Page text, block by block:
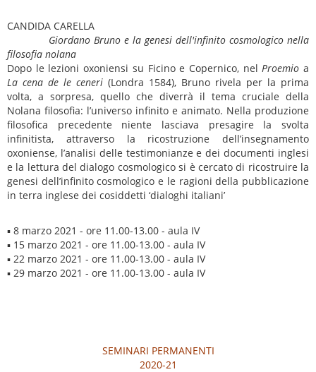
CANDIDA CARELLA
Giordano Bruno e la genesi dell'infinito cosmologico nella
filosofia nolana
Dopo le lezioni oxoniensi su Ficino e Copernico, nelProemio a
La cena de le ceneri (Londra 1584), Bruno rivela per la prima
volta, a sorpresa, quello che diverrà il tema cruciale della
Nolana filosofia: l’universo infinito e animato. Nella produzione
filosofica precedente niente lasciava presagire la svolta
infinitista, attraverso la ricostruzione dell’insegnamento
oxoniense, l’analisi delle testimonianze e dei documenti inglesi
e la lettura del dialogo cosmologico si è cercato di ricostruire la
genesi dell’infinito cosmologico e le ragioni della pubblicazione
in terra inglese dei cosiddetti ‘dialoghi italiani’
▪ 8 marzo 2021 - ore 11.00-13.00 - aula IV
▪ 15 marzo 2021 - ore 11.00-13.00 - aula IV
▪ 22 marzo 2021 - ore 11.00-13.00 - aula IV
▪ 29 marzo 2021 - ore 11.00-13.00 - aula IV
SEMINARI PERMANENTI
2020-21